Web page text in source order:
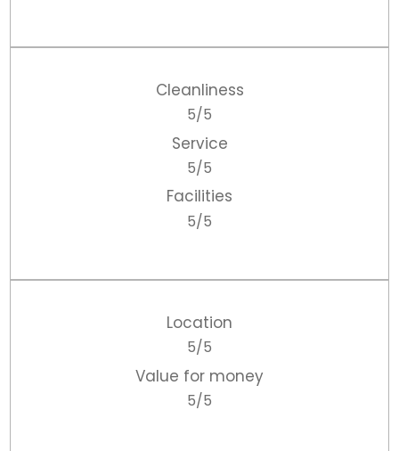
Cleanliness
5/5
Service
5/5
Facilities
5/5
Location
5/5
Value for money
5/5